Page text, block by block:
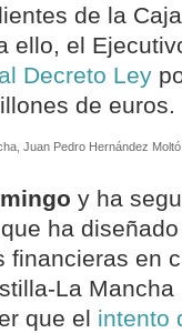
de la
ello, el
Decreto Ley
de euros.
Juan Pedro Hernández
y ha
ha
financieras en
La
que el intento